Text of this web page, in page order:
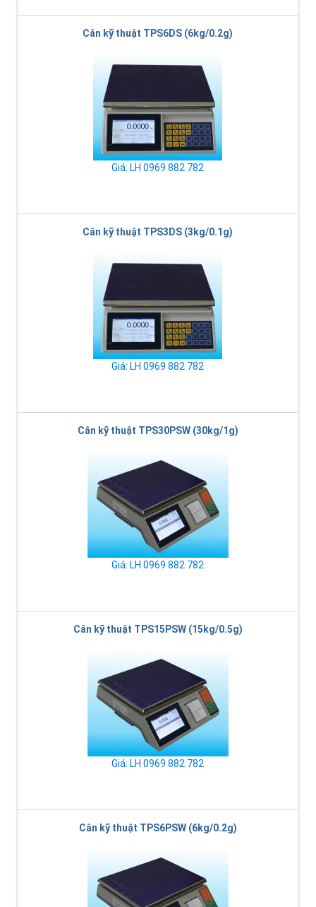
Cân kỹ thuật TPS6DS (6kg/0.2g)
Giá: LH 0969 882 782
Cân kỹ thuật TPS3DS (3kg/0.1g)
Giá: LH 0969 882 782
Cân kỹ thuật TPS30PSW (30kg/1g)
Giá: LH 0969 882 782
Cân kỹ thuật TPS15PSW (15kg/0.5g)
Giá: LH 0969 882 782
Cân kỹ thuật TPS6PSW (6kg/0.2g)